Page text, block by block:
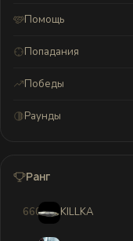
Помощь
Попадания
Победы
Раунды
Ранг
660 KILLKA